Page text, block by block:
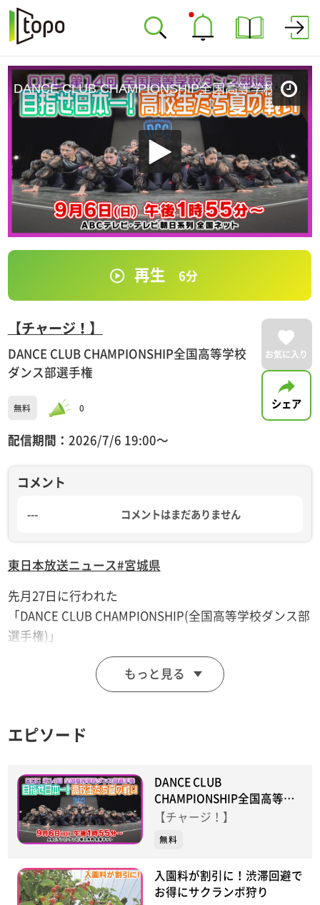
DANCE CLUB CHAMPIONSHIP全国高等学校ダンス部選手権
再生 6分
【チャージ！】
DANCE CLUB CHAMPIONSHIP全国高等学校
ダンス部選手権
無料 0
配信期間： 2026/7/6 19:00〜
お気に入り
シェア
コメント
--- コメントはまだありません
東日本放送ニュース#宮城県
先月27日に行われた
「DANCE CLUB CHAMPIONSHIP(全国高等学校ダンス部
選手権)」
決勝大会に挑む東北地方大会の様子を紹介！
東北から集まった８チームの中から８月の決勝大会へ進
めるのは１チームだけ！
た！
全国大会の様子は、
９月６日（日）午後１時５５分～放送！
ABCテレビ・テレビ朝日系列 全国ネット
お楽しみに！
【放送日：2026年7月6日】
もっと見る
エピソード
DANCE CLUB
CHAMPIONSHIP全国高等学
校ダンス部選手権
【チャージ！】
無料
入園料が割引に！渋滞回避で
お得にサクランボ狩り